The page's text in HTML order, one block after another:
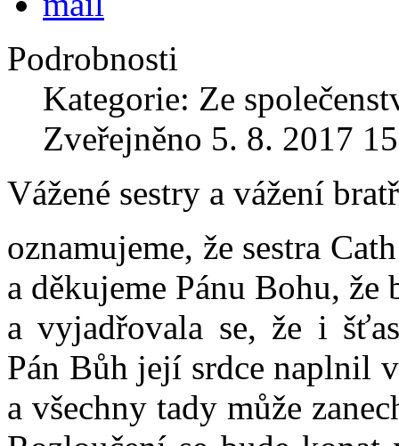
Podrobnosti
Kategorie: Ze
Zveřejněno 5. 8. 2017
Vážené sestry a vážení
oznamujeme, že sestra
a děkujeme Pánu Bohu,
a vyjadřovala se, že i
Pán Bůh její srdce naplnil
a všechny tady může